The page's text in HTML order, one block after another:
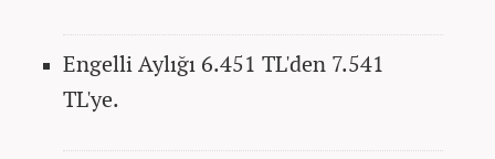
Engelli Aylığı 6.451 TL'den 7.541
TL'ye.